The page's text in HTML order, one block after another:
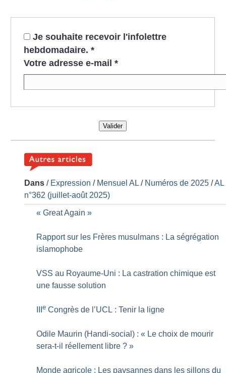
Je souhaite recevoir l'infolettre
hebdomadaire. *
Votre adresse e-mail *
Valider
Dans / Expression / Mensuel AL / Numéros de 2025 /AL
n°362 (juillet-août 2025)
« Great Again »
Rapport sur les Frères musulmans : La ségrégation
islamophobe
VSS au Royaume-Uni : La castration chimique est
une fausse solution
IIIe Congrès de l’UCL : Tenir la ligne
Odile Maurin (Handi-social) : « Le choix de mourir
sera-t-il réellement libre ? »
Monde agricole : Les paysannes dans les sillons du